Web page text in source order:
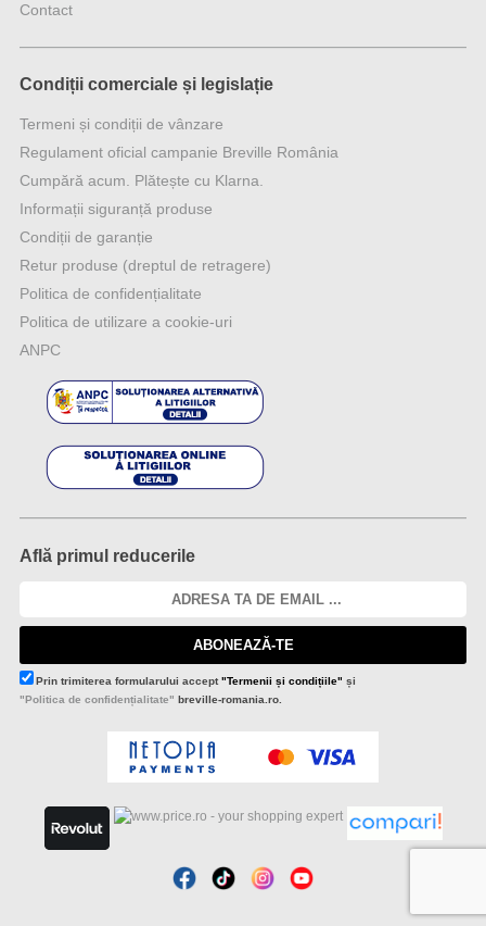
Contact
Condiții comerciale și legislație
Termeni și condiții de vânzare
Regulament oficial campanie Breville România
Cumpără acum. Plătește cu Klarna.
Informații siguranță produse
Condiții de garanție
Retur produse (dreptul de retragere)
Politica de confidențialitate
Politica de utilizare a cookie-uri
ANPC
Află primul reducerile
ABONEAZĂ-TE
Prin trimiterea formularului accept"Termenii și condițiile" și
"Politica de confidențialitate" breville-romania.ro.